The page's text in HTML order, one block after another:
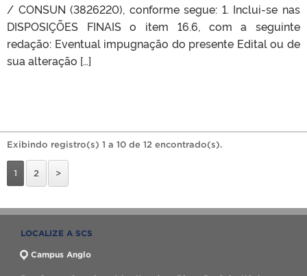
/ CONSUN (3826220), conforme segue: 1. Inclui-se nas
DISPOSIÇÕES FINAIS o item 16.6, com a seguinte
redação: Eventual impugnação do presente Edital ou de
sua alteração […]
Exibindo registro(s) 1 a 10 de 12 encontrado(s).
1 2 >
LOCALIZE A SCS
Campus Anglo